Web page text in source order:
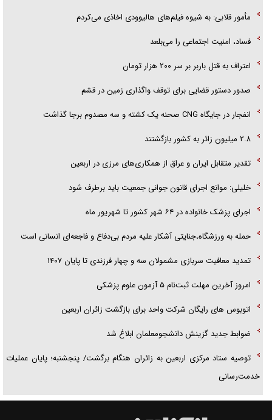
مأمور قلابی: به شیوه فیلم‌های هالیوودی اخاذی می‌کردم
فساد، امنیت اجتماعی را می‌بلعد
‌‌اعتراف به قتل باربر بر سر ۲۰۰ هزار تومان
صدور دستور قضایی برای توقف واگذاری زمین در قشم
انفجار در جایگاه CNG صحنه یک کشته و سه مصدوم برجا گذاشت
۲.۸ میلیون زائر به کشور بازگشتند
تقدیر متقابل ایران و عراق از همکاری‌های مرزی در اربعین
خلیلی: موانع اجرای قانون جوانی جمعیت باید برطرف شود
اجرای پزشک خانواده در ۶۴ شهر کشور تا شهریور ماه
حمله به ورزشگاه،جنایتی آشکار علیه مردم بی‌دفاع و فاجعه‌ای انسانی است
تمدید معافیت سربازی مشمولان سه و چهار فرزندی تا پایان ۱۴۰۷
امروز آخرین مهلت ثبت‌نام ۵ آزمون علوم پزشکی
اتوبوس های رایگان شرکت واحد برای بازگشت زائران اربعین
ضوابط جدید گزینش دانشجومعلمان ابلاغ شد
توصیه ستاد مرکزی اربعین به زائران هنگام برگشت/ پنجشنبه؛ پایان عملیات
خدمت‌رسانی